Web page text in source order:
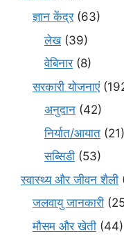
ज्ञान केंद्र(63)
लेख(39)
वेबिनार(8)
सरकारी योजनाएं
अनुदान (42)
निर्यात/आयात (21)
सब्सिडी (53)
स्वास्थ्य और जीवन शैली
जलवायु जानकारी
मौसम और खेती (44)